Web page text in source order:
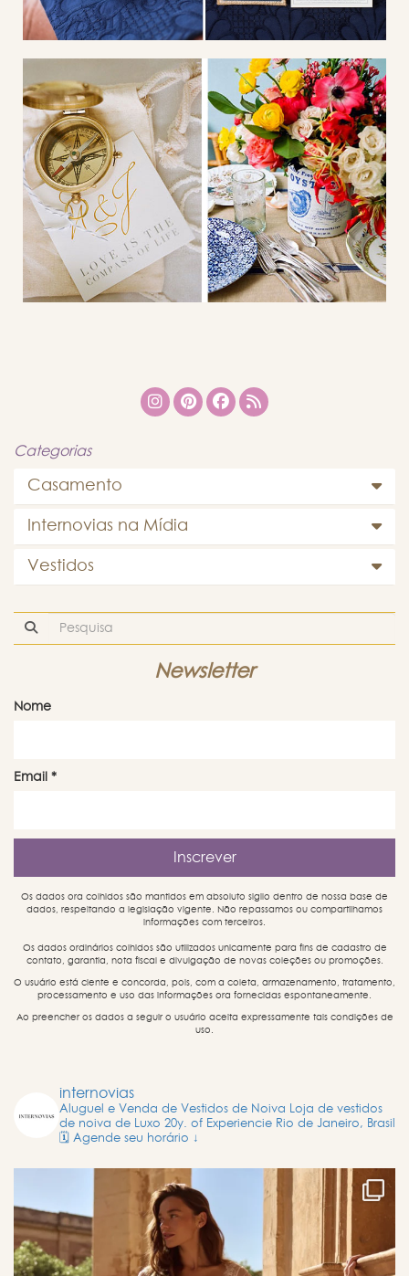
Categorias
Casamento
Internovias na Mídia
Vestidos
Newsletter
Nome
Email *
Os dados ora colhidos são mantidos em absoluto sigilo dentro de nossa base de
dados, respeitando a legislação vigente. Não repassamos ou compartilhamos
informações com terceiros.
Os dados ordinários colhidos são utilizados unicamente para fins de cadastro de
contato, garantia, nota fiscal e divulgação de novas coleções ou promoções.
O usuário está ciente e concorda, pois, com a coleta, armazenamento, tratamento,
processamento e uso das informações ora fornecidas espontaneamente.
Ao preencher os dados a seguir o usuário aceita expressamente tais condições de
uso.
internovias
Aluguel e Venda de Vestidos de Noiva Loja de vestidos
de noiva de Luxo 20y. of Experiencie Rio de Janeiro, Brasil
🗓️ Agende seu horário ↓